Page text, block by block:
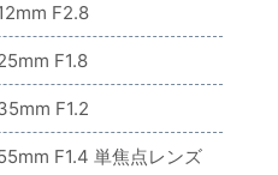
F2.8
F1.8
F1.2
F1.4 単焦点レンズ